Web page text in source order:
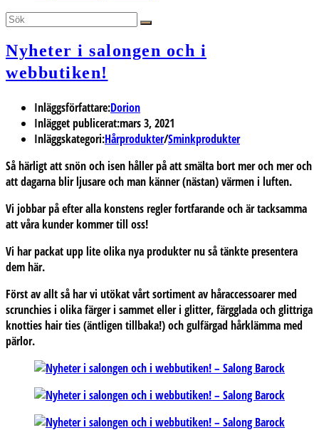
Nyheter i salongen och i
webbutiken!
Inläggsförfattare:Dorion
Inlägget publicerat:mars 3, 2021
Inläggskategori:Hårprodukter/Sminkprodukter
Så härligt att snön och isen håller på att smälta bort mer och mer och
att dagarna blir ljusare och man känner (nästan) värmen i luften.
Vi jobbar på efter alla konstens regler fortfarande och är tacksamma
att våra kunder kommer till oss!
Vi har packat upp lite olika nya produkter nu så tänkte presentera
dem här.
Först av allt så har vi utökat vårt sortiment av håraccessoarer med
scrunchies i olika färger i sammet eller i glitter, färgglada och glittriga
knotties hair ties (äntligen tillbaka!) och gulfärgad hårklämma med
pärlor.